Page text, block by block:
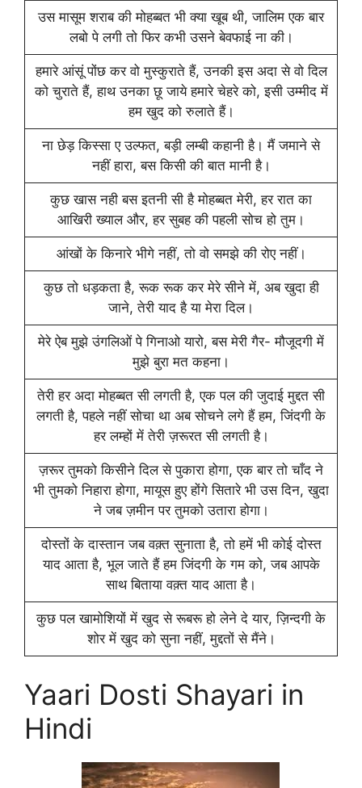
उस मासूम शराब की मोहब्बत भी क्या खूब थी, जालिम एक बार
लबो पे लगी तो फिर कभी उसने बेवफाई ना की।
हमारे आंसूं पोंछ कर वो मुस्कुराते हैं, उनकी इस अदा से वो दिल
को चुराते हैं, हाथ उनका छू जाये हमारे चेहरे को, इसी उम्मीद में
हम खुद को रुलाते हैं।
ना छेड़ किस्सा ए उल्फत, बड़ी लम्बी कहानी है। मैं जमाने से
नहीं हारा, बस किसी की बात मानी है।
कुछ खास नही बस इतनी सी है मोहब्बत मेरी, हर रात का
आखिरी ख्याल और, हर सुबह की पहली सोच हो तुम।
आंखों के किनारे भीगे नहीं, तो वो समझे की रोए नहीं।
कुछ तो धड़कता है, रूक रूक कर मेरे सीने में, अब खुदा ही
जाने, तेरी याद है या मेरा दिल।
मेरे ऐब मुझे उंगलिओं पे गिनाओ यारो, बस मेरी गैर- मौजूदगी में
मुझे बुरा मत कहना।
तेरी हर अदा मोहब्बत सी लगती है, एक पल की जुदाई मुद्दत सी
लगती है, पहले नहीं सोचा था अब सोचने लगे हैं हम, जिंदगी के
हर लम्हों में तेरी ज़रूरत सी लगती है।
ज़रूर तुमको किसीने दिल से पुकारा होगा, एक बार तो चाँद ने
भी तुमको निहारा होगा, मायूस हुए होंगे सितारे भी उस दिन, खुदा
ने जब ज़मीन पर तुमको उतारा होगा।
दोस्तों के दास्तान जब वक़्त सुनाता है, तो हमें भी कोई दोस्त
याद आता है, भूल जाते हैं हम जिंदगी के गम को, जब आपके
साथ बिताया वक़्त याद आता है।
कुछ पल खामोशियों में खुद से रूबरू हो लेने दे यार, ज़िन्दगी के
शोर में खुद को सुना नहीं, मुद्दतों से मैंने।
Yaari Dosti Shayari in
Hindi